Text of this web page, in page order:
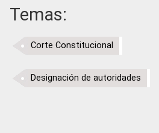
Temas:
Corte Constitucional
Designación de autoridades